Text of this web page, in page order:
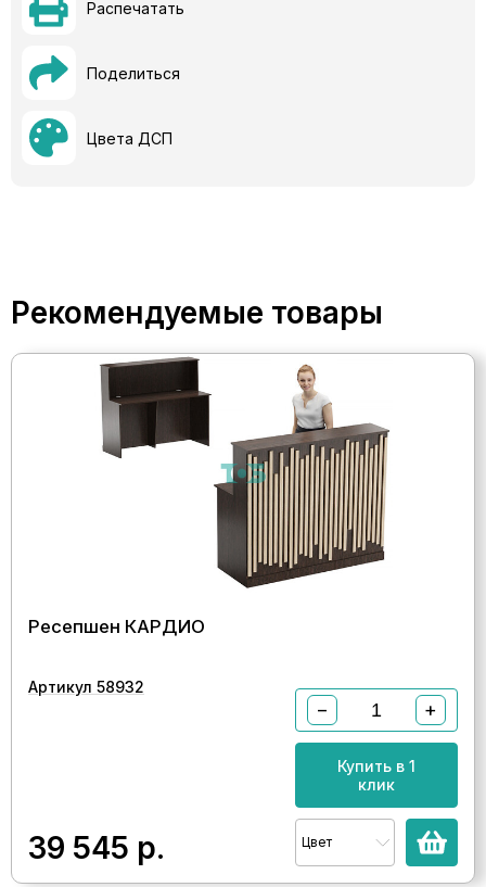
Распечатать
Поделиться
Цвета ДСП
Рекомендуемые товары
Ресепшен КАРДИО
Артикул 58932
39 545 р.
− +
Купить в 1
клик
Цвет